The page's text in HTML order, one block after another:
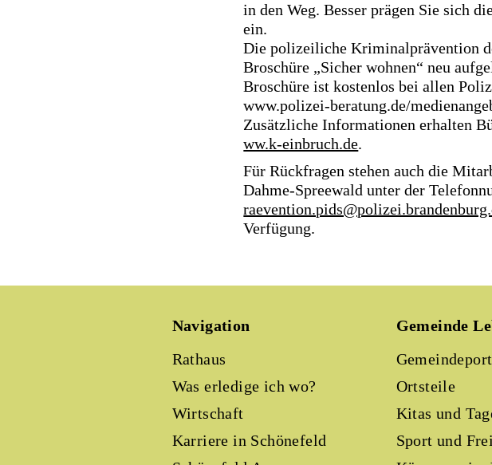
in den Weg. Besser prägen Sie sich
ein.
Die polizeiliche Kriminalprävention
Broschüre „Sicher wohnen“ neu
Broschüre ist kostenlos bei allen
www.polizei-beratung.de/
Zusätzliche Informationen erhalten
ww.k-einbruch.de.
Für Rückfragen stehen auch die
Dahme-Spreewald unter der
Navigation
Rathaus
Was erledige ich wo?
Wirtschaft
Karriere in Schönefeld
Gemeinde
Ortsteile
Kitas und
Sport und